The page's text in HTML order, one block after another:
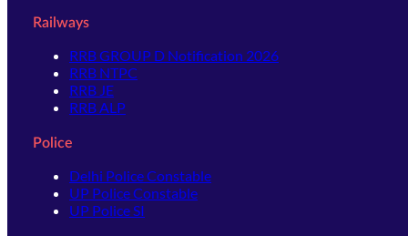
Railways
RRB GROUP D Notification 2026
RRB NTPC
RRB JE
RRB ALP
Police
Delhi Police Constable
UP Police Constable
UP Police SI